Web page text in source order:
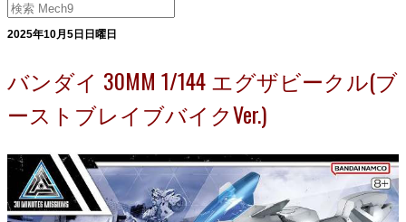
2025年10月5日日曜日
バンダイ 30MM 1/144 エグザビークル(ブ
ーストブレイブバイクVer.)